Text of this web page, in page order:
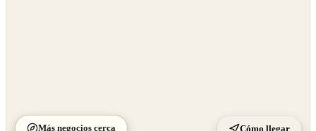
Más negocios cerca Cómo llegar